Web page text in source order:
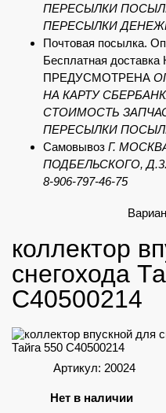
ПЕРЕСЫЛКИ
ПЕРЕСЫЛКИ
Почтовая посылка.
Бесплатная доставка
ПРЕДУСМОТРЕНА
НА КАРТУ
СТОИМОСТЬ
ПЕРЕСЫЛКИ
Самовывоз Г.
ПОДБЕЛЬСКОГО,
8-906-797-46-75
коллектор
снегохода
С40500214
Артикул: 20024
Нет в наличии